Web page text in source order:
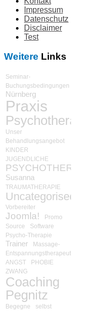
Impressum
Datenschutz
Disclaimer
Test
Weitere Links
Seminar-
Buchungsbedingungen
Nürnberg
Praxis
Psychotherapie
Unser
Behandlungsangebot
KINDER
JUGENDLICHE
PSYCHOTHERAPIE
Susanna
TRAUMATHERAPIE
Uncategorised
Vorbereiter
Joomla!
Promo
Source
Software
Psycho-Therapie
Trainer
Massage-
Entspannungstherapeut
ANGST
PHOBIE
ZWANG
Coaching
Pegnitz
Begegne
selbst